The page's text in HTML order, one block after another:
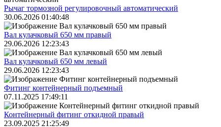
Рычаг тормозной регулировочный автоматический
30.06.2026 01:40:48
Вал кулачковый 650 мм правый
29.06.2026 12:23:43
Вал кулачковый 650 мм левый
29.06.2026 12:23:43
Фитинг контейнерный подъемный
07.11.2025 17:49:11
Контейнерный фитинг откидной правый
23.09.2025 21:25:49